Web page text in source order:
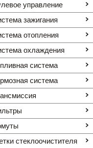
управление
зажигания
отопления
охлаждения
система
система
стеклоочистителя